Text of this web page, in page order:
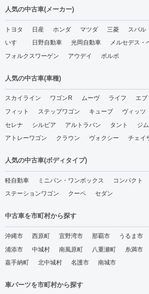
人気の中古車(メーカー)
トヨタ 日産 ホンダ マツダ 三菱 スバル
いすゞ
日野自動車 光岡自動車 メルセデス・
フォルクスワーゲン
アウデイ ボルボ
人気の中古車(車種)
スカイライン ワゴンR ムーヴ ライフ エブ
フィット
ステップワゴン キューブ ヴィッツ
セレナ
シルビア アルトラパン タント
ジ
アトレーワゴン
クラウン ヴォクシー チェイ
人気の中古車(ボディタイプ)
軽自動車 ミニバン・ワンボックス コンパクト
ステーションワゴン
クーペ セダン
中古車を市町村から探す
沖縄市 西原町 宜野湾市 那覇市 うるま市
浦添市
中城村 南風原町 八重瀬町 糸満市
嘉手納町
北中城村 名護市 南城市
車パーツを市町村から探す